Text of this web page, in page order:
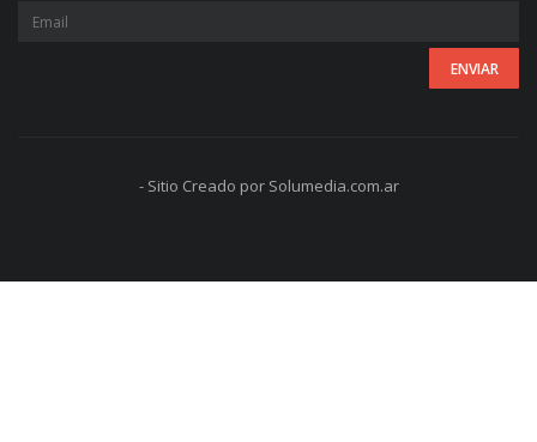
- Sitio Creado por Solumedia.com.ar